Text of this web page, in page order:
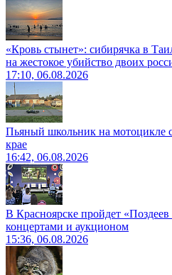
«Кровь стынет»: сибирячка в
на жестокое убийство двоих
17:10, 06.08.2026
Пьяный школьник на мотоцикле
крае
16:42, 06.08.2026
В Красноярске пройдет
концертами и аукционом
15:36, 06.08.2026